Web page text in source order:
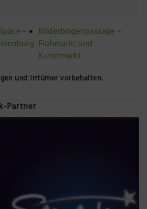
– Bilderbogenpassage –
Flohmarkt und
Kunstmarkt
und Irrtümer vorbehalten.
Partner